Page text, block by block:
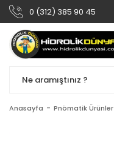
0 (312) 385 90 45
Anasayfa Pnömatik Ürünler